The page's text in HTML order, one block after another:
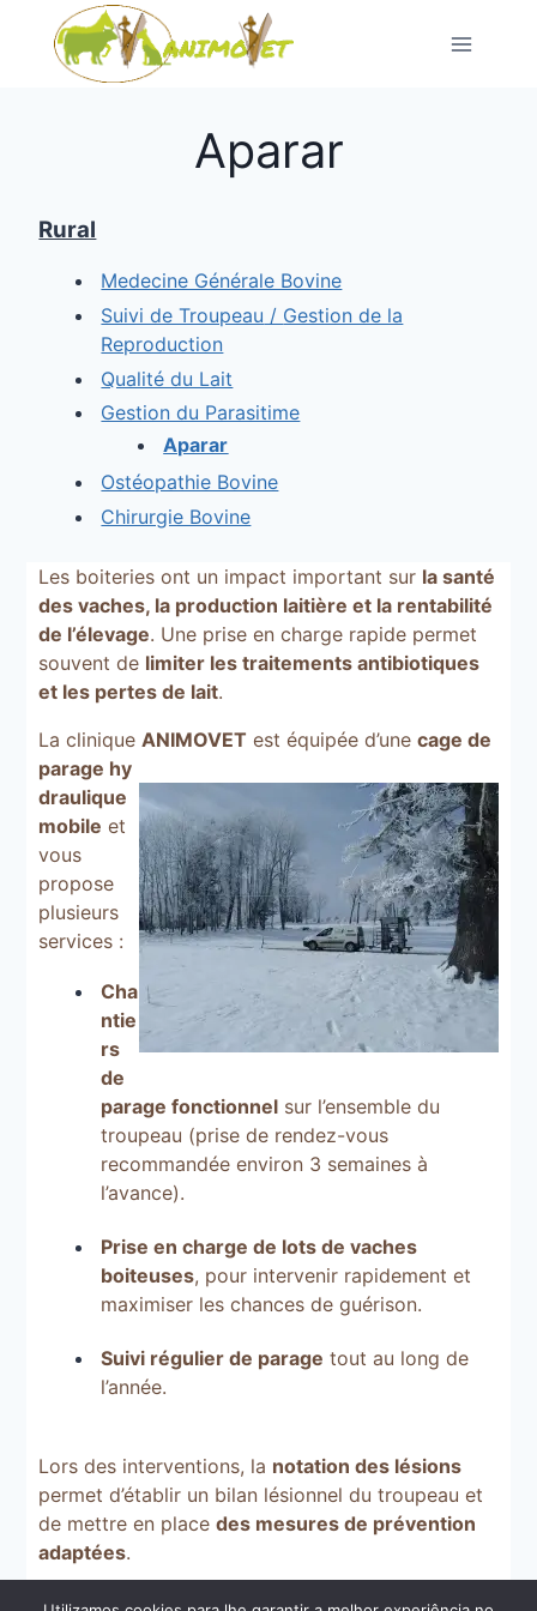
Aparar
Rural
Medecine Générale Bovine
Suivi de Troupeau / Gestion de la
Reproduction
Qualité du Lait
Gestion du Parasitime
Aparar
Ostéopathie Bovine
Chirurgie Bovine
Les boiteries ont un impact important sur la santé
des vaches, la production laitière et la rentabilité
de l’élevage. Une prise en charge rapide permet
souvent de limiter les traitements antibiotiques
et les pertes de lait.
La clinique ANIMOVET est équipée d’une cage de
parage hy
draulique
mobile et
vous
propose
plusieurs
services :
Cha
ntie
rs
de
parage fonctionnel sur l’ensemble du
troupeau (prise de rendez-vous
recommandée environ 3 semaines à
l’avance).
Prise en charge de lots de vaches
boiteuses, pour intervenir rapidement et
maximiser les chances de guérison.
Suivi régulier de parage tout au long de
l’année.
Lors des interventions, la notation des lésions
permet d’établir un bilan lésionnel du troupeau et
de mettre en place des mesures de prévention
adaptées.